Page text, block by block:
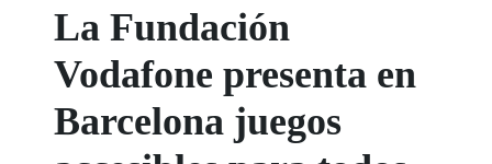
La Fundación
Vodafone presenta en
Barcelona juegos